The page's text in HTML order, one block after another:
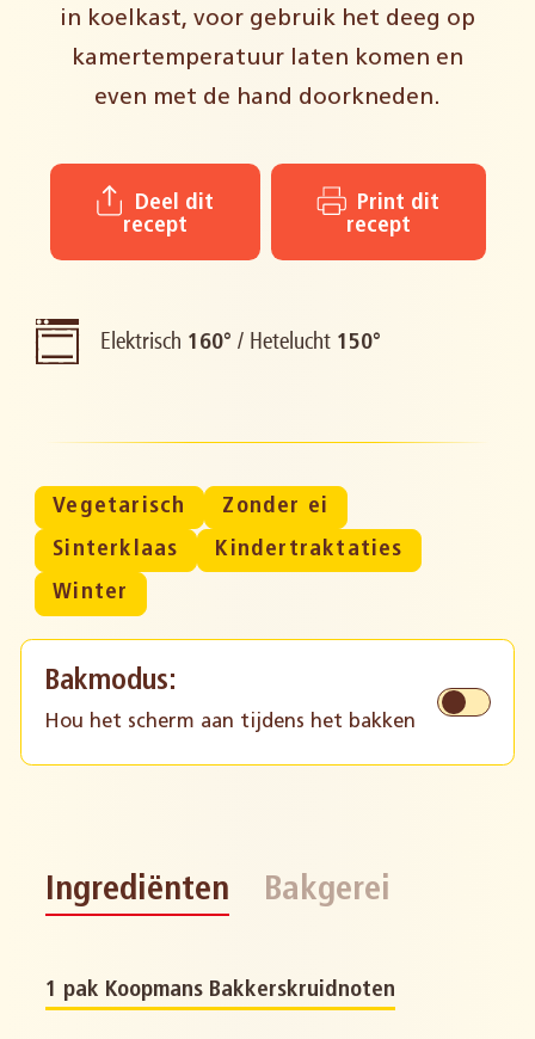
in koelkast, voor gebruik het deeg op
kamertemperatuur laten komen en
even met de hand doorkneden.
recept
recept
Elektrisch 160° / Hetelucht 150°
Vegetarisch
Zonder ei
Sinterklaas
Kindertraktaties
Winter
Bakmodus:
Hou het scherm aan tijdens het bakken
Ingrediënten Bakgerei
1 pak Koopmans Bakkerskruidnoten